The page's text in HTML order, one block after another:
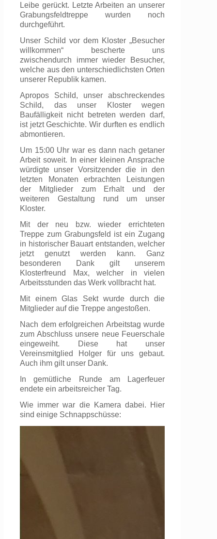
Leibe gerückt. Letzte Arbeiten an unserer
Grabungsfeldtreppe wurden noch
durchgeführt.
Unser Schild vor dem Kloster „Besucher
willkommen“ bescherte uns
zwischendurch immer wieder Besucher,
welche aus den unterschiedlichsten Orten
unserer Republik kamen.
Apropos Schild, unser abschreckendes
Schild, das unser Kloster wegen
Baufälligkeit nicht betreten werden darf,
ist jetzt Geschichte. Wir durften es endlich
abmontieren.
Um 15:00 Uhr war es dann nach getaner
Arbeit soweit. In einer kleinen Ansprache
würdigte unser Vorsitzender die in den
letzten Monaten erbrachten Leistungen
der Mitglieder zum Erhalt und der
weiteren Gestaltung rund um unser
Kloster.
Mit der neu bzw. wieder errichteten
Treppe zum Grabungsfeld ist ein Zugang
in historischer Bauart entstanden, welcher
jetzt genutzt werden kann. Ganz
besonderen Dank gilt unserem
Klosterfreund Max, welcher in vielen
Arbeitsstunden das Werk vollbracht hat.
Mit einem Glas Sekt wurde durch die
Mitglieder auf die Treppe angestoßen.
Nach dem erfolgreichen Arbeitstag wurde
zum Abschluss unsere neue Feuerschale
eingeweiht. Diese hat unser
Vereinsmitglied Holger für uns gebaut.
Auch ihm gilt unser Dank.
In gemütliche Runde am Lagerfeuer
endete ein arbeitsreicher Tag.
Wie immer war die Kamera dabei. Hier
sind einige Schnappschüsse: